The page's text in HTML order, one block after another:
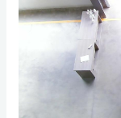
碰
触，
效：